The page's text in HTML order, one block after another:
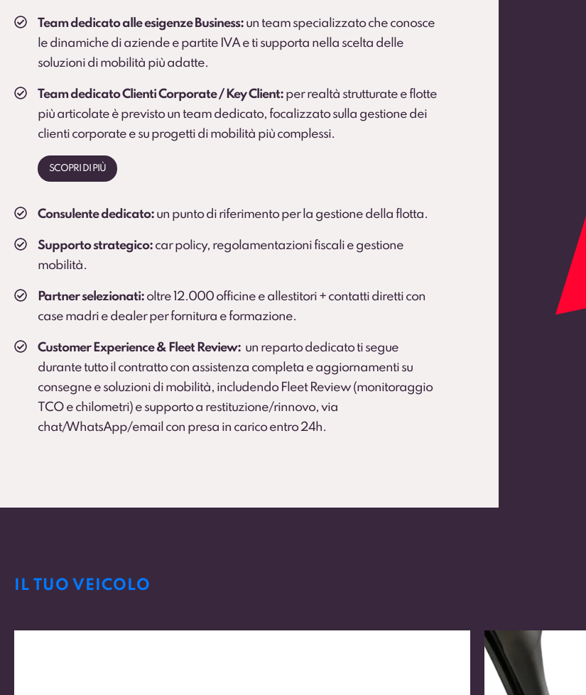
Team dedicato alle esigenze Business: un team specializzato che conosce
le dinamiche di aziende e partite IVA e ti supporta nella scelta delle
soluzioni di mobilità più adatte.
Team dedicato Clienti Corporate / Key Client: per realtà strutturate e flotte
più articolate è previsto un team dedicato, focalizzato sulla gestione dei
clienti corporate e su progetti di mobilità più complessi.
SCOPRI DI PIÙ
Consulente dedicato: un punto di riferimento per la gestione della flotta.
Supporto strategico: car policy, regolamentazioni fiscali e gestione
mobilità.
Partner selezionati: oltre 12.000 officine e allestitori + contatti diretti con
case madri e dealer per fornitura e formazione.
Customer Experience & Fleet Review: un reparto dedicato ti segue
durante tutto il contratto con assistenza completa e aggiornamenti su
consegne e soluzioni di mobilità, includendo Fleet Review (monitoraggio
TCO e chilometri) e supporto a restituzione/rinnovo, via
chat/WhatsApp/email con presa in carico entro 24h.
IL TUO VEICOLO